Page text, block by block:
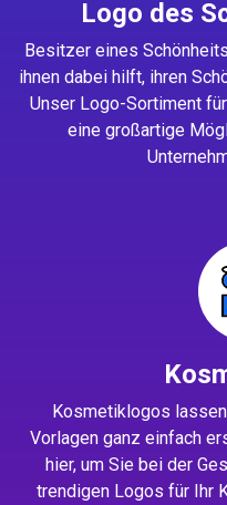
Logo des
Besitzer eines
ihnen dabei hilft, ihren
Unser Logo-Sortiment
eine großartige
Kosmetiklogos
Vorlagen ganz einfach
hier, um Sie bei der
trendigen Logos für Ihr